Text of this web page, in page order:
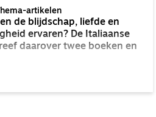
artikelen
de blijdschap, liefde en
ervaren? De Italiaanse
daarover twee boeken en